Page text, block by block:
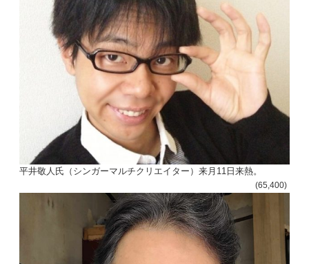
平井敬人氏（シンガーマルチクリエイター）来月11日来熱。
(65,400)